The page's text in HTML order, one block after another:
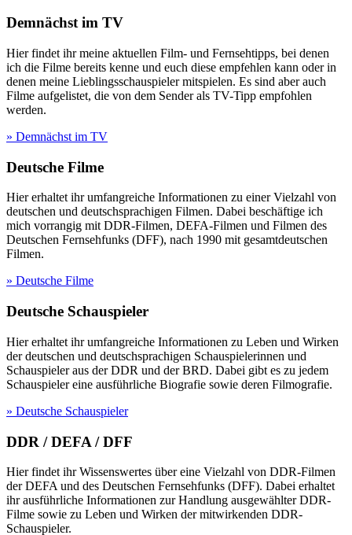
Demnächst im TV
Hier findet ihr meine aktuellen Film- und Fernsehtipps, bei denen
ich die Filme bereits kenne und euch diese empfehlen kann oder in
denen meine Lieblingsschauspieler mitspielen. Es sind aber auch
Filme aufgelistet, die von dem Sender als TV-Tipp empfohlen
werden.
» Demnächst im TV
Deutsche Filme
Hier erhaltet ihr umfangreiche Informationen zu einer Vielzahl von
deutschen und deutschsprachigen Filmen. Dabei beschäftige ich
mich vorrangig mit DDR-Filmen, DEFA-Filmen und Filmen des
Deutschen Fernsehfunks (DFF), nach 1990 mit gesamtdeutschen
Filmen.
» Deutsche Filme
Deutsche Schauspieler
Hier erhaltet ihr umfangreiche Informationen zu Leben und Wirken
der deutschen und deutschsprachigen Schauspielerinnen und
Schauspieler aus der DDR und der BRD. Dabei gibt es zu jedem
Schauspieler eine ausführliche Biografie sowie deren Filmografie.
» Deutsche Schauspieler
DDR / DEFA / DFF
Hier findet ihr Wissenswertes über eine Vielzahl von DDR-Filmen
der DEFA und des Deutschen Fernsehfunks (DFF). Dabei erhaltet
ihr ausführliche Informationen zur Handlung ausgewählter DDR-
Filme sowie zu Leben und Wirken der mitwirkenden DDR-
Schauspieler.